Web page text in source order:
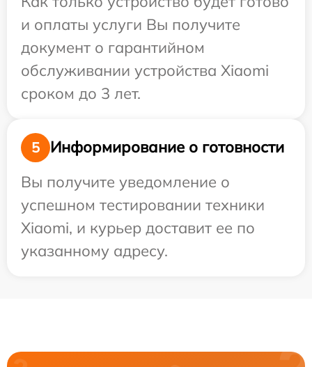
и оплаты услуги Вы получите
документ о гарантийном
обслуживании устройства Xiaomi
сроком до 3 лет.
5
Информирование о готовности
Вы получите уведомление о
успешном тестировании техники
Xiaomi, и курьер доставит ее по
указанному адресу.